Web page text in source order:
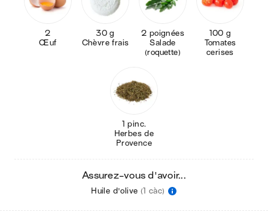
2
Œuf
30 g
Chèvre frais
2 poignées
Salade
(roquette)
100 g
Tomates
cerises
1 pinc.
Herbes de
Provence
Assurez-vous d'avoir...
Huile d'olive (1 càc)